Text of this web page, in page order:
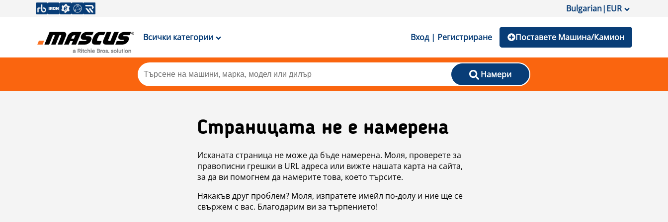
Bulgarian|EUR
Всички категории Вход | Регистриране Поставете Машина/Камион
Намери
Страницата не е намерена
Исканата страница не може да бъде намерена. Моля, проверете за
правописни грешки в URL адреса или вижте нашата карта на сайта,
за да ви помогнем да намерите това, което търсите.
Някакъв друг проблем? Моля, изпратете имейл по-долу и ние ще се
свържем с вас. Благодарим ви за търпението!